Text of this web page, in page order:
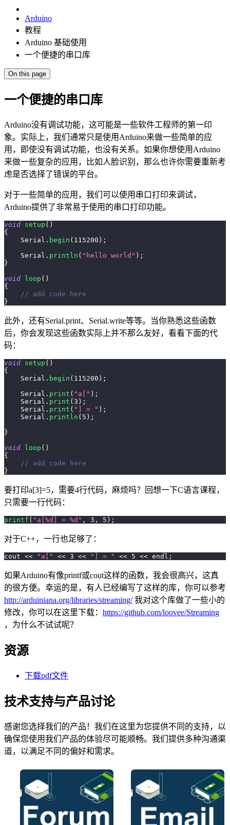
Arduino
教程
Arduino 基础使用
一个便捷的串口库
On this page
一个便捷的串口库
Arduino没有调试功能，这可能是一些软件工程师的第一印
象。实际上，我们通常只是使用Arduino来做一些简单的应
用，即使没有调试功能，也没有关系。如果你想使用Arduino
来做一些复杂的应用，比如人脸识别，那么也许你需要重新考
虑是否选择了错误的平台。
对于一些简单的应用，我们可以使用串口打印来调试，
Arduino提供了非常易于使用的串口打印功能。
void setup ( )
{
    Serial
. begin ( 115200 ) ;
    Serial
. println ( "hello world" ) ;
}
void
loop ( )
{
// add code here
}
此外，还有Serial.print、Serial.write等等。当你熟悉这些函数
后，你会发现这些函数实际上并不那么友好，看看下面的代
码：
void setup ( )
{
    Serial
. begin ( 115200 ) ;
    Serial
. print ( "a[" ) ;
    Serial
. print ( 3 ) ;
    Serial
. print ( "] = " ) ;
    Serial
. println ( 5 ) ;
}
void
loop ( )
{
// add code here
}
要打印a[3]=5，需要4行代码，麻烦吗？回想一下C语言课程，
只需要一行代码：
printf ( "a[%d] = %d" , 3 , 5 ) ;
对于C++，一行也足够了：
cout << "a[" << 3 << "] = " << 5 << endl ;
如果Arduino有像printf或cout这样的函数，我会很高兴，这真
的很方便。幸运的是，有人已经编写了这样的库，你可以参考
http://arduiniana.org/libraries/streaming/我对这个库做了一些小的
修改，你可以在这里下载： https://github.com/loovee/Streaming
，为什么不试试呢？
资源
下载pdf文件
技术支持与产品讨论
感谢您选择我们的产品！我们在这里为您提供不同的支持，以
确保您使用我们产品的体验尽可能顺畅。我们提供多种沟通渠
道，以满足不同的偏好和需求。